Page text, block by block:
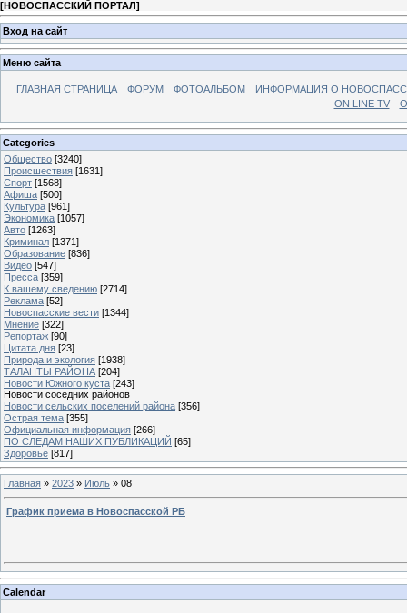
[НОВОСПАССКИЙ ПОРТАЛ]
Вход на сайт
Меню сайта
ГЛАВНАЯ СТРАНИЦА ФОРУМ ФОТОАЛЬБОМ
ИНФОРМАЦИЯ О
ON LINE TV
Categories
Общество [3240]
Происшествия [1631]
Спорт [1568]
Афиша [500]
Культура [961]
Экономика [1057]
Авто [1263]
Криминал [1371]
Образование [836]
Видео [547]
Пресса [359]
К вашему сведению [2714]
Реклама [52]
Новоспасские вести [1344]
Мнение [322]
Репортаж [90]
Цитата дня [23]
Природа и экология [1938]
ТАЛАНТЫ РАЙОНА [204]
Новости Южного куста [243]
Новости соседних районов
Новости сельских поселений района [356]
Острая тема [355]
Официальная информация [266]
ПО СЛЕДАМ НАШИХ ПУБЛИКАЦИЙ [65]
Здоровье [817]
Главная » 2023 » Июль » 08
График приема в Новоспасской РБ
Calendar